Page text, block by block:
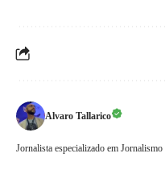
Alvaro Tallarico
Jornalista especializado em